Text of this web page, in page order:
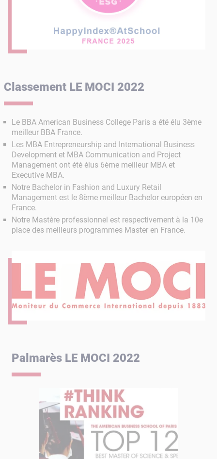
Classement LE MOCI 2022
Le BBA American Business College Paris a été élu 3ème
meilleur BBA France.
Les MBA Entrepreneurship and International Business
Development et MBA Communication and Project
Management ont été élus 6ème meilleur MBA et
Executive MBA.
Notre Bachelor in Fashion and Luxury Retail
Management est le 8ème meilleur Bachelor européen en
France.
Notre Mastère professionnel est respectivement à la 10e
place des meilleurs programmes Master en France.
Palmarès LE MOCI 2022